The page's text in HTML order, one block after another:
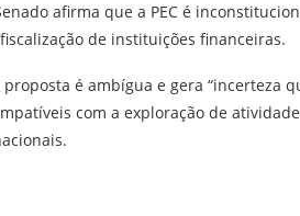
afirma que a PEC é
de instituições financeiras.
é ambígua e gera “incerteza
com a exploração de